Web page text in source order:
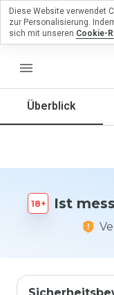
menu
Überblick
Ist
eine
Wie
Sie diese
Website
auf einer
Diese Website verwendet
zur Personalisierung.
sich mit unseren Cookie-